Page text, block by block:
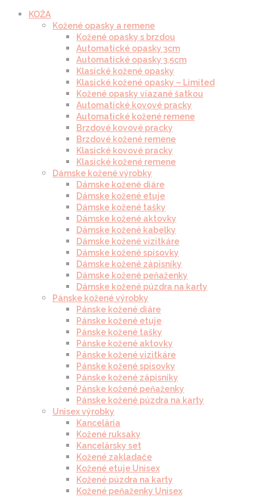
KOŽA
Kožené opasky a remene
Kožené opasky s brzdou
Automatické opasky 3cm
Automatické opasky 3.5cm
Klasické kožené opasky
Klasické kožené opasky – Limited
Kožené opasky viazané šatkou
Automatické kovové pracky
Automatické kožené remene
Brzdové kovové pracky
Brzdové kožené remene
Klasické kovové pracky
Klasické kožené remene
Dámske kožené výrobky
Dámske kožené diáre
Dámske kožené etuje
Dámske kožené tašky
Dámske kožené aktovky
Dámske kožené kabelky
Dámske kožené vizitkáre
Dámske kožené spisovky
Dámske kožené zápisníky
Dámske kožené peňaženky
Dámske kožené púzdra na karty
Pánske kožené výrobky
Pánske kožené diáre
Pánske kožené etuje
Pánske kožené tašky
Pánske kožené aktovky
Pánske kožené vizitkáre
Pánske kožené spisovky
Pánske kožené zápisníky
Pánske kožené peňaženky
Pánske kožené púzdra na karty
Unisex výrobky
Kancelária
Kožené ruksaky
Kancelársky set
Kožené zakladače
Kožené etuje Unisex
Kožené púzdra na karty
Kožené peňaženky Unisex